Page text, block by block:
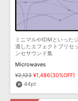
ミニマルやIDMといった
適したエフェクトプリセ
ンセサウンド集
Microwaves
¥2,123 ¥1,486(30%OFF)
44pt